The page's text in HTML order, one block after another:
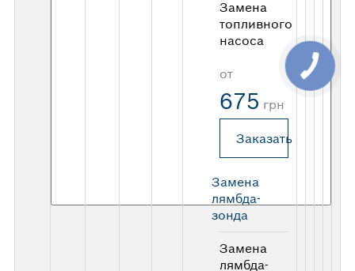
Замена
топливного
насоса
от
675 грн
Заказать
Замена
лямбда-
зонда
Замена
лямбда-